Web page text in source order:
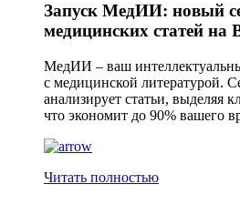
Запуск МедИИ: новый
медицинских статей на
МедИИ – ваш
с медицинской литературой.
анализирует статьи, выделяя
что экономит до 90% вашего
Читать полностью